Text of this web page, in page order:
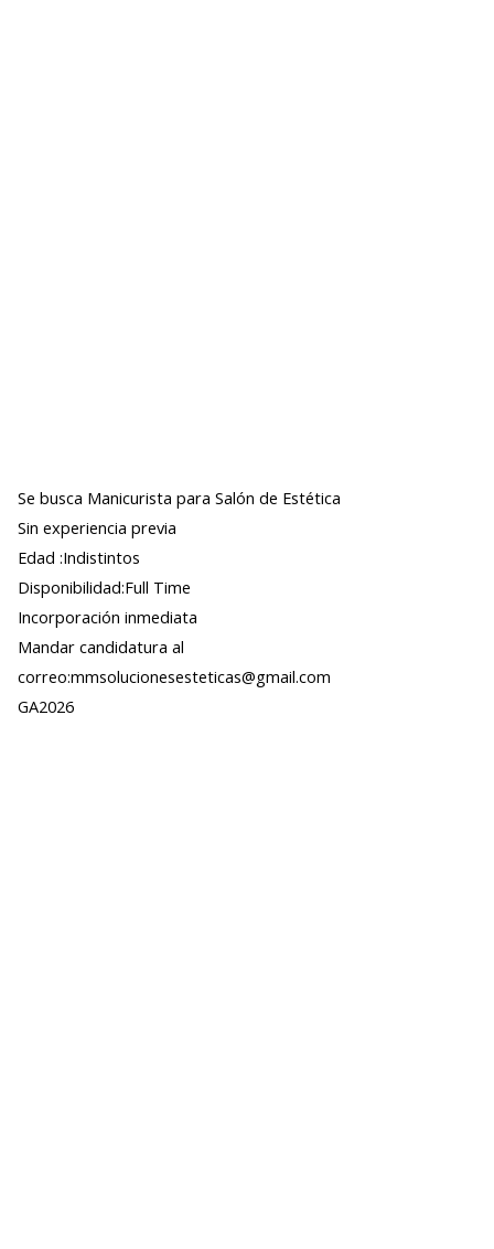
Se busca Manicurista para Salón de Estética
Sin experiencia previa
Edad :Indistintos
Disponibilidad:Full Time
Incorporación inmediata
Mandar candidatura al
correo:mmsolucionesesteticas@gmail.com
GA2026